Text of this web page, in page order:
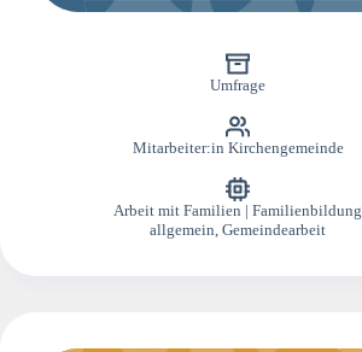
Umfrage
Mitarbeiter:in Kirchengemeinde
Arbeit mit Familien | Familienbildung
allgemein,Gemeindearbeit